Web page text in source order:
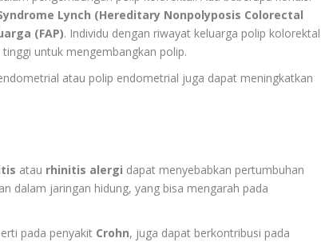
Lynch (Hereditary Nonpolyposis Colorectal
(FAP). Individu dengan riwayat keluarga polip kolorektal
untuk mengembangkan polip.
atau polip endometrial juga dapat meningkatkan
atau rhinitis alergi dapat menyebabkan pertumbuhan
dalam jaringan hidung, yang bisa mengarah pada
pada penyakit Crohn, juga dapat berkontribusi pada